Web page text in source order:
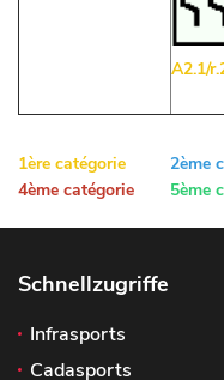
A2.1/
1ère catégorie 2ème
4ème catégorie
5ème
Schnellzugriffe
Infrasports
Cadasports